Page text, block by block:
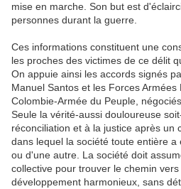
mise en marche. Son but est
personnes durant la guerre.
Ces informations constituent une
les proches des victimes de ce délit
On appuie ainsi les accords signés
Manuel Santos et les Forces
Colombie-Armée du Peuple,
Seule la vérité-aussi douloureuse
réconciliation et à la justice après un
dans lequel la société toute entière
ou d'une autre. La société doit
collective pour trouver le chemin
développement harmonieux, sans